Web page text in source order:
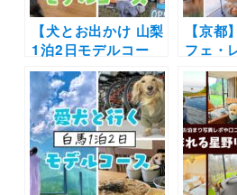
プレミ
ラスマ
ジアム
【犬とお出かけ 山梨
1泊2日モデルコー
ス】愛犬と自然とグ
ルメを満喫プラン！
三分一湧水～そば処
三分一～八ヶ岳わん
わんパラダイス～五
五吉食堂
【京都
フェ・
選！店
子店や
きのカ
実際の
ート付